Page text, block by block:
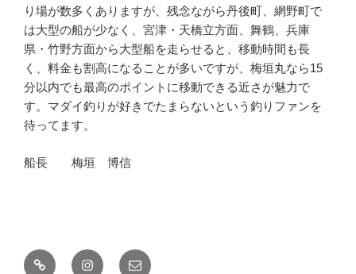
り場が数多くありますが、残念ながら丹後町、網野町で
は大型の船が少なく、宮津・天橋立方面、舞鶴、兵庫
県・竹野方面から大型船を走らせると、移動時間も長
く、料金も割高になることが多いですが、梅垣丸なら15
分以内でも最高のポイントに移動できる近さが魅力で
す。マダイ釣りが好きでたまらないという釣りファンを
待ってます。
船長 梅垣 博信
釣
Instagramメ